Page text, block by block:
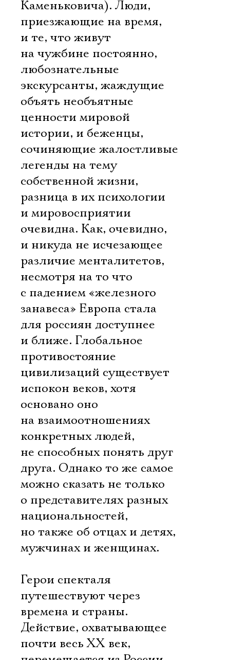
Каменьковича). Люди,
приезжающие на время,
и те, что живут
на чужбине постоянно,
любознательные
экскурсанты, жаждущие
объять необъятные
ценности мировой
истории, и беженцы,
сочиняющие жалостливые
легенды на тему
собственной жизни, 
разница в их психологии
и мировосприятии
очевидна. Как, очевидно,
и никуда не исчезающее
различие менталитетов,
несмотря на то что
с падением «железного
занавеса» Европа стала
для россиян доступнее
и ближе. Глобальное
противостояние
цивилизаций существует
испокон веков, хотя
основано оно
на взаимоотношениях
конкретных людей,
не способных понять друг
друга. Однако то же самое
можно сказать не только
о представителях разных
национальностей,
но также об отцах и детях,
мужчинах и женщинах.
Герои спекталя
путешествуют через
времена и страны.
Действие, охватывающее
почти весь ХХ век,